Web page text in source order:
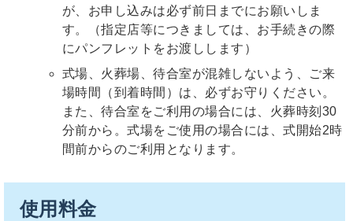
が、お申し込みは必ず前日までにお願いしま
す。（指定店等につきましては、お手続きの際
にパンフレットをお渡しします）
式場、火葬場、待合室が混雑しないよう、ご来
場時間（到着時間）は、必ずお守りください。
また、待合室をご利用の場合には、火葬時刻30
分前から。式場をご使用の場合には、式開始2時
間前からのご利用となります。
使用料金